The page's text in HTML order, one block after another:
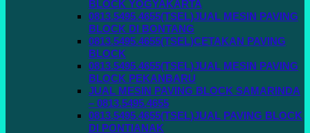
BLOCK YOGYAKARTA
0813.5495.4655(TSEL)JUAL MESIN PAVING
BLOCK DI BONTANG
0813.5495.4655(TSEL)CETAKAN PAVING
BLOCK
0813.5495.4655(TSEL)JUAL MESIN PAVING
BLOCK PEKANBARU
JUAL MESIN PAVING BLOCK SAMARINDA
– 0813.5495.4655
0813.5495.4655(TSEL)JUAL PAVING BLOCK
DI PONTIANAK